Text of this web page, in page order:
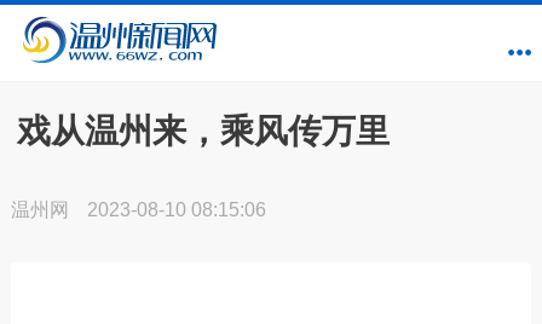
戏从温州来，乘风传万里
温州网 2023-08-10 08:15:06